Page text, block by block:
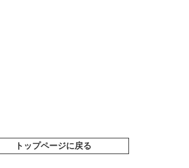
トップページに戻る